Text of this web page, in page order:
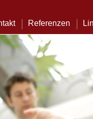
Referenzen